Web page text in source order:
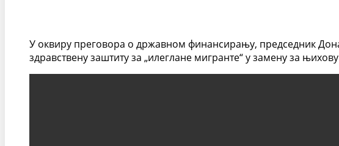
У оквиру преговора о државном финансирању, председник
здравствену заштиту за „илеглане мигранте“ у замену за